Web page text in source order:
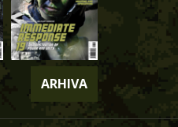
ARHIVA